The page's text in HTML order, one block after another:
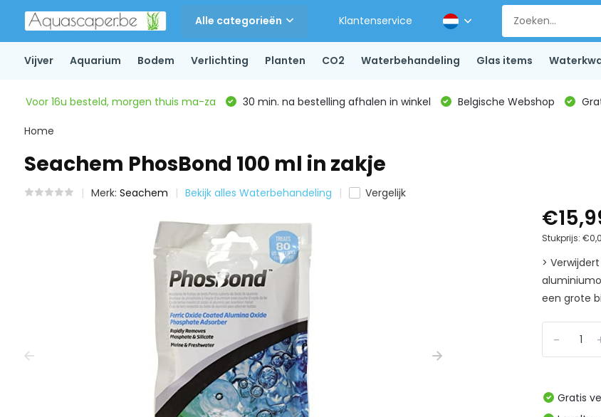
Alle categorieën Klantenservice
Vijver Aquarium Bodem Verlichting Planten CO2 Waterbehandeling Glas items
Voor 16u besteld, morgen thuis ma-za 30 min. na bestelling afhalen in winkel Belgische Webshop
Home
Seachem PhosBond 100 ml in zakje
Merk: Seachem Bekijk alles Waterbehandeling Vergelijk
Stukprijs:
>
een grote
-
Gratis